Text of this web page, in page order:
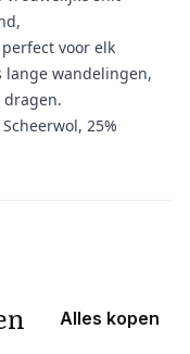
voor elk
wandelingen,
dragen.
25%
Alles kopen